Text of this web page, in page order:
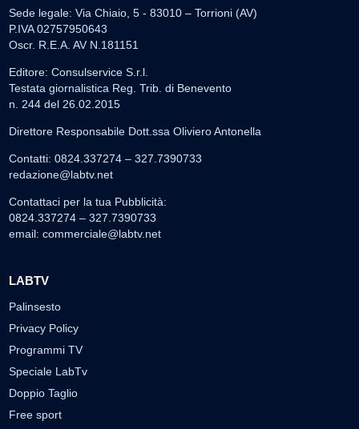
Sede legale: Via Chiaio, 5 - 83010 – Torrioni (AV)
P.IVA 02757950643
Oscr. R.E.A. AV N.181151
Editore: Consulservice S.r.l.
Testata giornalistica Reg. Trib. di Benevento
n. 244 del 26.02.2015
Direttore Responsabile Dott.ssa Oliviero Antonella
Contatti: 0824.337274 – 327.7390733
redazione@labtv.net
Contattaci per la tua Pubblicità:
0824.337274 – 327.7390733
email: commerciale@labtv.net
LABTV
Palinsesto
Privacy Policy
Programmi TV
Speciale LabTv
Doppio Taglio
Free sport